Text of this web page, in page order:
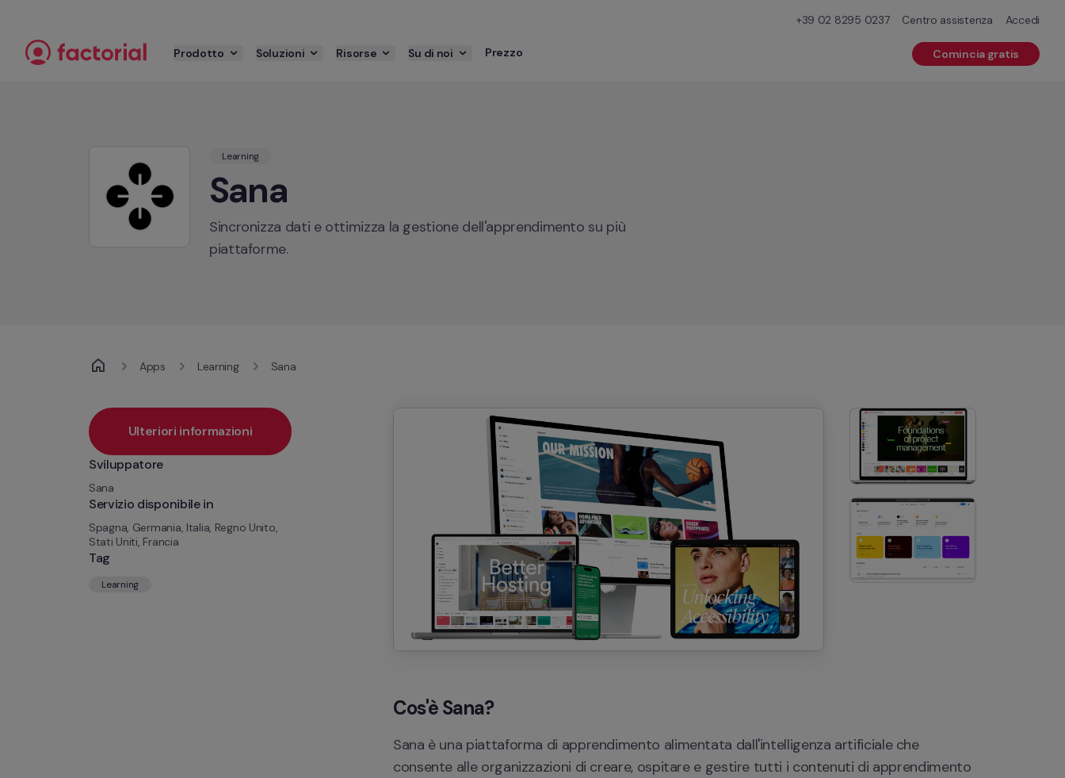
+39 02 8295 0237 Centro assistenza Accedi
Prodotto Soluzioni Risorse Su di noi Prezzo Comincia gratis
Learning
Sana
Sincronizza dati e ottimizza la gestione dell'apprendimento su più
piattaforme.
Apps Learning Sana
Ulteriori informazioni
Sviluppatore
Sana
Servizio disponibile in
Spagna, Germania, Italia, Regno Unito,
Stati Uniti, Francia
Tag
Learning
Cos'è Sana?
Sana è una piattaforma di apprendimento alimentata dall'intelligenza artificiale che
consente alle organizzazioni di creare, ospitare e gestire tutti i contenuti di apprendimento